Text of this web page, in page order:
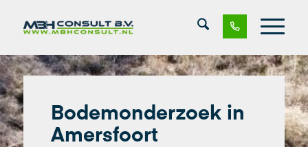
Bodemonderzoek in
Amersfoort